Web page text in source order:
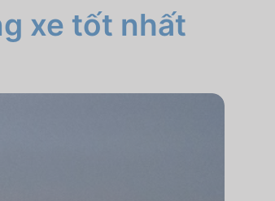
xe tốt nhất